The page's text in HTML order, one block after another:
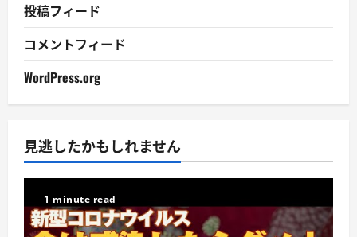
投稿フィード
コメントフィード
WordPress.org
見逃したかもしれません
1 minute read